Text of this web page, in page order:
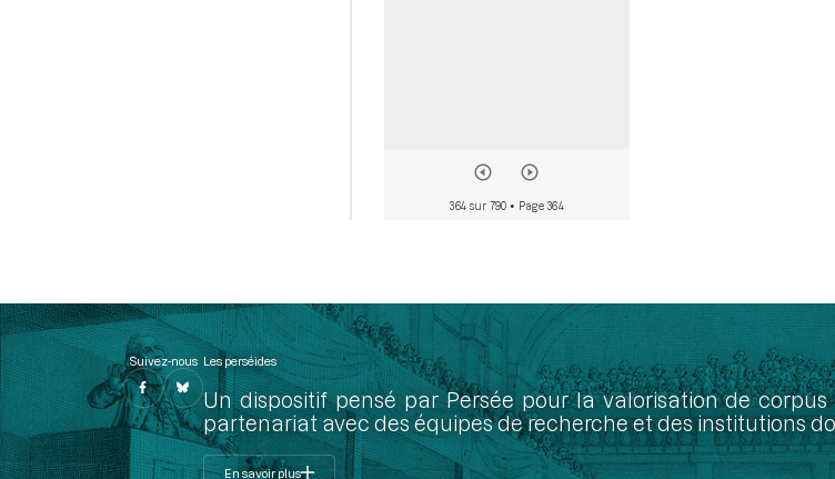
364 sur 790 • Page 364
Suivez-nous Les perséides
Un dispositif pensé par Persée pour la valorisation de
partenariat avec des équipes de recherche et des institutions
En savoir plus